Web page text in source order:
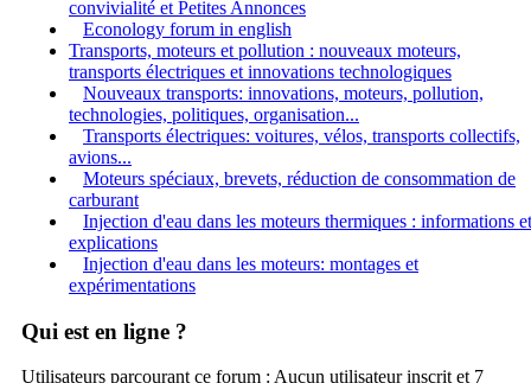
convivialité et Petites Annonces
Econology forum in english
Transports, moteurs et pollution : nouveaux moteurs,
transports électriques et innovations technologiques
Nouveaux transports: innovations, moteurs, pollution,
technologies, politiques, organisation...
Transports électriques: voitures, vélos, transports collectifs,
avions...
Moteurs spéciaux, brevets, réduction de consommation de
carburant
Injection d'eau dans les moteurs thermiques : informations et
explications
Injection d'eau dans les moteurs: montages et
expérimentations
Qui est en ligne ?
Utilisateurs parcourant ce forum : Aucun utilisateur inscrit et 7